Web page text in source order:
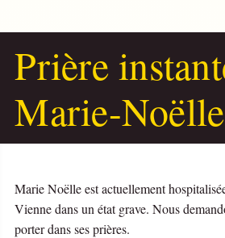
Prière
Marie-Noëlle
Marie Noëlle est actuellement
Vienne dans un état grave. Nous
porter dans ses prières.